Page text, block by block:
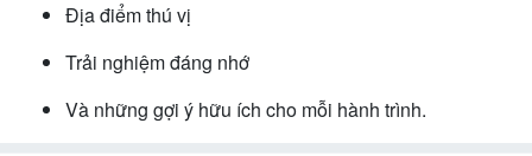
Địa điểm thú vị
Trải nghiệm đáng nhớ
Và những gợi ý hữu ích cho mỗi hành trình.